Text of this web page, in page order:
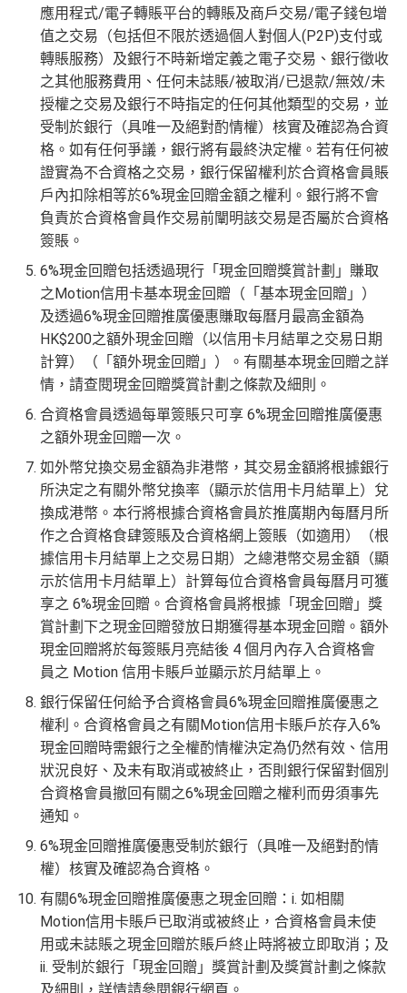
應用程式/電子轉賬平台的轉賬及商戶交易/電子錢包增
值之交易（包括但不限於透過個人對個人(P2P)支付或
轉賬服務）及銀行不時新增定義之電子交易、銀行徵收
之其他服務費用、任何未誌賬/被取消/已退款/無效/未
授權之交易及銀行不時指定的任何其他類型的交易，並
受制於銀行（具唯一及絕對酌情權）核實及確認為合資
格。如有任何爭議，銀行將有最終決定權。若有任何被
證實為不合資格之交易，銀行保留權利於合資格會員賬
戶內扣除相等於6%現金回贈金額之權利。銀行將不會
負責於合資格會員作交易前闡明該交易是否屬於合資格
簽賬。
6%現金回贈包括透過現行「現金回贈獎賞計劃」賺取
之Motion信用卡基本現金回贈（「基本現金回贈」）
及透過6%現金回贈推廣優惠賺取每曆月最高金額為
HK$200之額外現金回贈（以信用卡月結單之交易日期
計算）（「額外現金回贈」）。有關基本現金回贈之詳
情，請查閱現金回贈獎賞計劃之條款及細則。
合資格會員透過每單簽賬只可享 6%現金回贈推廣優惠
之額外現金回贈一次。
如外幣兌換交易金額為非港幣，其交易金額將根據銀行
所決定之有關外幣兌換率（顯示於信用卡月結單上）兌
換成港幣。本行將根據合資格會員於推廣期內每曆月所
作之合資格食肆簽賬及合資格網上簽賬（如適用）（根
據信用卡月結單上之交易日期）之總港幣交易金額（顯
示於信用卡月結單上）計算每位合資格會員每曆月可獲
享之 6%現金回贈。合資格會員將根據「現金回贈」獎
賞計劃下之現金回贈發放日期獲得基本現金回贈。額外
現金回贈將於每簽賬月亮結後 4 個月內存入合資格會
員之 Motion 信用卡賬戶並顯示於月結單上。
銀行保留任何給予合資格會員6%現金回贈推廣優惠之
權利。合資格會員之有關Motion信用卡賬戶於存入6%
現金回贈時需銀行之全權酌情權決定為仍然有效、信用
狀況良好、及未有取消或被終止，否則銀行保留對個別
合資格會員撤回有關之6%現金回贈之權利而毋須事先
通知。
6%現金回贈推廣優惠受制於銀行（具唯一及絕對酌情
權）核實及確認為合資格。
有關6%現金回贈推廣優惠之現金回贈：i. 如相關
Motion信用卡賬戶已取消或被終止，合資格會員未使
用或未誌賬之現金回贈於賬戶終止時將被立即取消；及
ii. 受制於銀行「現金回贈」獎賞計劃及獎賞計劃之條款